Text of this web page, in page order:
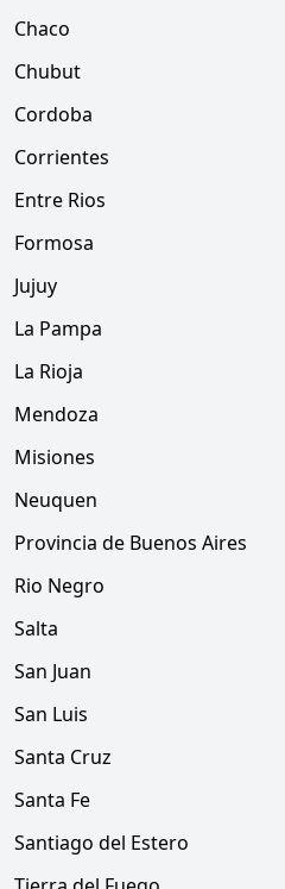
Chaco
Chubut
Cordoba
Corrientes
Entre Rios
Formosa
Jujuy
La Pampa
La Rioja
Mendoza
Misiones
Neuquen
Provincia de Buenos Aires
Rio Negro
Salta
San Juan
San Luis
Santa Cruz
Santa Fe
Santiago del Estero